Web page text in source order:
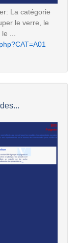
La catégorie
le verre, le
...